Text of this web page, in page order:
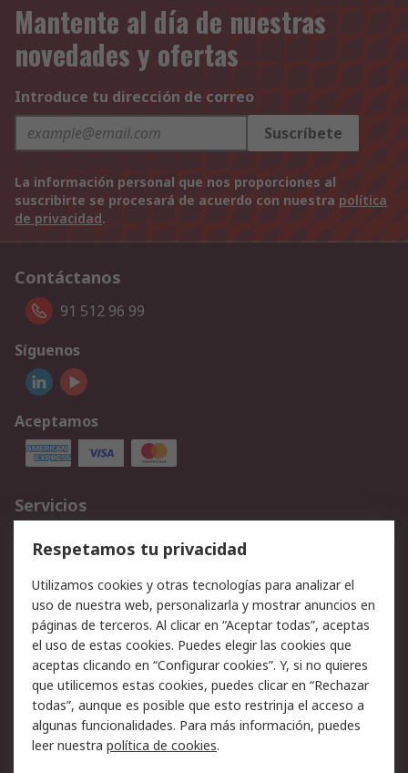
Mantente al día de nuestras
novedades y ofertas
Introduce tu dirección de correo
Suscríbete
La información personal que nos proporciones al
suscribirte se procesará de acuerdo con nuestra política
de privacidad.
Contáctanos
91 512 96 99
Síguenos
Aceptamos
Servicios
Cómo realizar pedidos
Devoluciones
Facturación y pago
Ofertas
Soporte técnico
Legal
Aviso legal
Política de privacidad -
Actualizada
Política sobre cookies
Seguridad de emails
Certificaciones de
Condiciones de venta
Respetamos tu privacidad
Utilizamos cookies y otras tecnologías para analizar el
uso de nuestra web, personalizarla y mostrar anuncios en
páginas de terceros. Al clicar en “Aceptar todas”, aceptas
el uso de estas cookies. Puedes elegir las cookies que
aceptas clicando en “Configurar cookies”. Y, si no quieres
que utilicemos estas cookies, puedes clicar en “Rechazar
todas”, aunque es posible que esto restrinja el acceso a
algunas funcionalidades. Para más información, puedes
leer nuestra política de cookies.